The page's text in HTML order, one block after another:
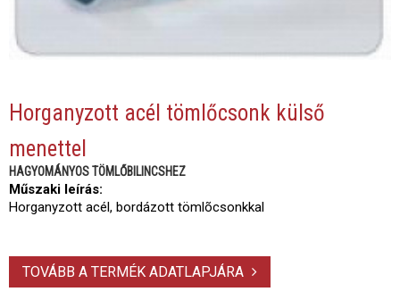
Horganyzott acél tömlőcsonk külső
menettel
HAGYOMÁNYOS TÖMLŐBILINCSHEZ
Műszaki leírás:
Horganyzott acél, bordázott tömlõcsonkkal
TOVÁBB A TERMÉK ADATLAPJÁRA